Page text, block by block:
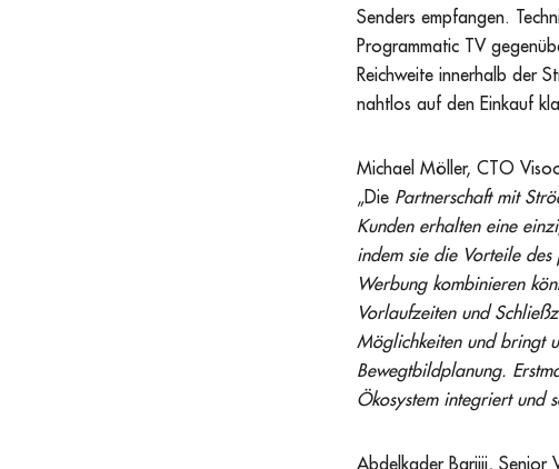
Senders empfangen.
Programmatic TV
Reichweite innerhalb der
nahtlos auf den Einkauf
Michael Möller, CTO
„Die Partnerschaft mit
Kunden erhalten eine
indem sie die Vorteile des
Werbung kombinieren
Vorlaufzeiten und
Möglichkeiten und bringt
Bewegtbildplanung.
Ökosystem integriert und
Abdelkader Barjiji, Senior